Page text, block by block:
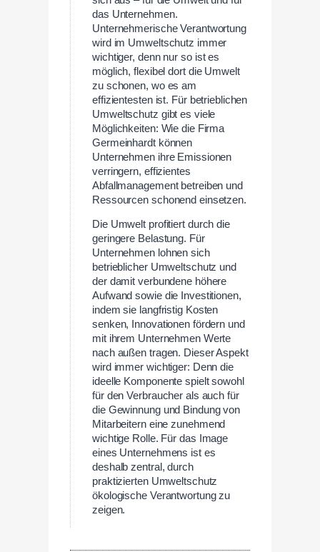
das Unternehmen.
Unternehmerische Verantwortung
wird im Umweltschutz immer
wichtiger, denn nur so ist es
möglich, flexibel dort die Umwelt
zu schonen, wo es am
effizientesten ist. Für betrieblichen
Umweltschutz gibt es viele
Möglichkeiten: Wie die Firma
Germeinhardt können
Unternehmen ihre Emissionen
verringern, effizientes
Abfallmanagement betreiben und
Ressourcen schonend einsetzen.
Die Umwelt profitiert durch die
geringere Belastung. Für
Unternehmen lohnen sich
betrieblicher Umweltschutz und
der damit verbundene höhere
Aufwand sowie die Investitionen,
indem sie langfristig Kosten
senken, Innovationen fördern und
mit ihrem Unternehmen Werte
nach außen tragen. Dieser Aspekt
wird immer wichtiger: Denn die
ideelle Komponente spielt sowohl
für den Verbraucher als auch für
die Gewinnung und Bindung von
Mitarbeitern eine zunehmend
wichtige Rolle. Für das Image
eines Unternehmens ist es
deshalb zentral, durch
praktizierten Umweltschutz
ökologische Verantwortung zu
zeigen.